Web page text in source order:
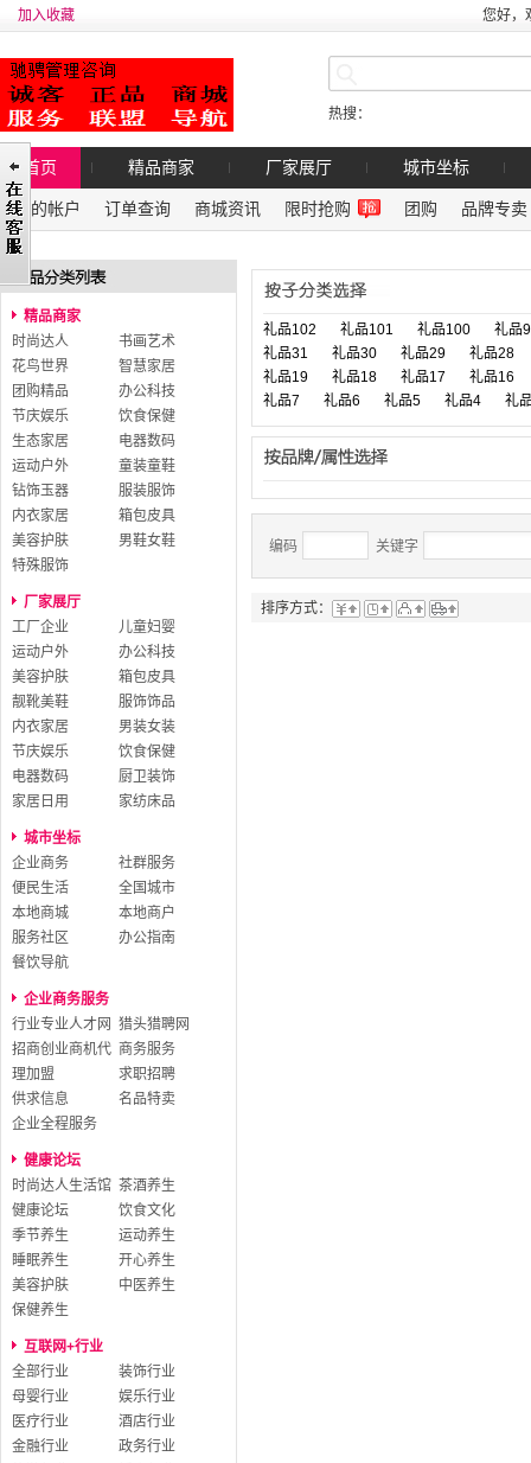
加入收藏 您好，
热搜：
首页 精品商家 厂家展厅 城市坐标
我的帐户 订单查询 商城资讯 限时抢购 团购 品牌专卖
精品商家
时尚达人
书画艺术
花鸟世界
智慧家居
团购精品
办公科技
节庆娱乐
饮食保健
生态家居
电器数码
运动户外
童装童鞋
钻饰玉器
服装服饰
内衣家居
箱包皮具
美容护肤
男鞋女鞋
特殊服饰
厂家展厅
工厂企业
儿童妇婴
运动户外
办公科技
美容护肤
箱包皮具
靓靴美鞋
服饰饰品
内衣家居
男装女装
节庆娱乐
饮食保健
电器数码
厨卫装饰
家居日用
家纺床品
城市坐标
企业商务
社群服务
便民生活
全国城市
本地商城
本地商户
服务社区
办公指南
餐饮导航
企业商务服务
行业专业人才网 猎头猎聘网
招商创业商机代
理加盟
商务服务
求职招聘
供求信息
名品特卖
企业全程服务
健康论坛
时尚达人生活馆 茶酒养生
健康论坛
饮食文化
季节养生
运动养生
睡眠养生
开心养生
美容护肤
中医养生
保健养生
互联网+行业
全部行业
装饰行业
母婴行业
娱乐行业
医疗行业
酒店行业
金融行业
政务行业
礼品102 礼品101 礼品100
礼品
礼品31
礼品30 礼品29
礼品28
礼品19
礼品18 礼品17
礼品16
礼品7
礼品6 礼品5 礼品4 礼
编码 关键字
排序方式：